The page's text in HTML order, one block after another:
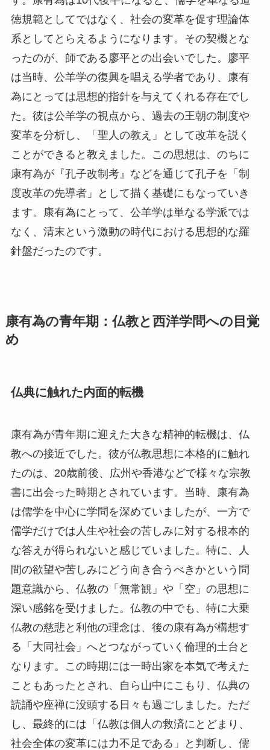
徳規範としてではなく、社会の変革を促す理論体
系としてとらえるようになります。その契機とな
ったのが、師である廖平との出会いでした。廖平
は当時、公羊学の復興を唱える学者であり、康有
為にとっては思想的指針を与えてくれる存在でし
た。彼は公羊学の視点から、過去の王朝の制度や
変革を分析し、「聖人の教え」として改革を説く
ことができると教えました。この思想は、のちに
康有為が『孔子改制考』などを通じて孔子を「制
度改革の先導者」として描く基礎にもなっていき
ます。康有為にとって、公羊学は単なる学派では
なく、清末という激動の時代における思想的な羅
針盤だったのです。
康有為の青年期：仏教と西洋学問への目覚
め
仏典に触れた内面的転機
康有為が青年期に迎えた大きな精神的転機は、仏
教への接近でした。彼が仏教思想に本格的に触れ
たのは、20歳前後、広州や香港などで様々な宗教
書に出会った時期とされています。当時、康有為
は儒学を中心に学問を深めていましたが、一方で
儒学だけでは人生や社会の苦しみに対する根本的
な答えが得られないと感じていました。特に、人
間の欲望や苦しみにどう向き合うべきかという問
題意識から、仏教の「無常観」や「空」の思想に
深い感銘を受けました。仏教の中でも、特に大乗
仏教の慈悲と利他の理念は、後の康有為が構想す
る「大同社会」へとつながっていく倫理的土台と
なります。この時期には一時出家を本気で考えた
こともあったとされ、自ら山中にこもり、仏典の
読誦や座禅に没頭する日々も過ごしました。ただ
し、最終的には「仏教は個人の救済にとどまり、
社会全体の変革には力不足である」と判断し、儒